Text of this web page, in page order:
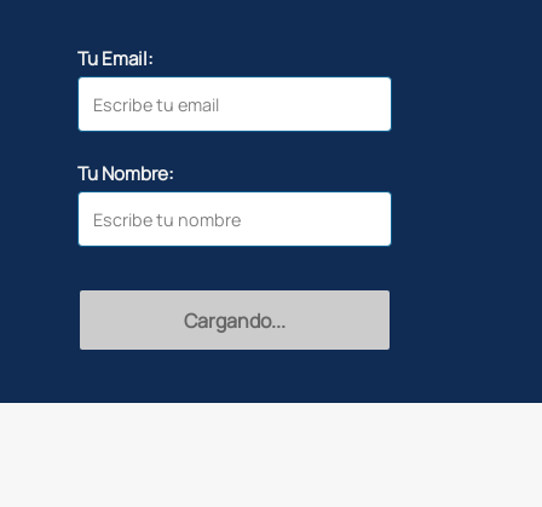
Tu Email:
Tu Nombre:
Cargando...